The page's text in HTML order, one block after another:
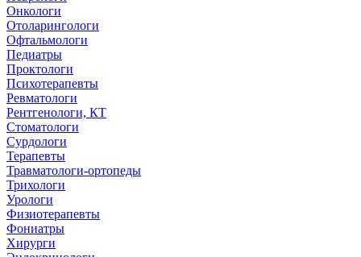
Онкологи
Отоларингологи
Офтальмологи
Педиатры
Проктологи
Психотерапевты
Ревматологи
Рентгенологи, КТ
Стоматологи
Сурдологи
Терапевты
Травматологи-ортопеды
Трихологи
Урологи
Физиотерапевты
Фониатры
Хирурги